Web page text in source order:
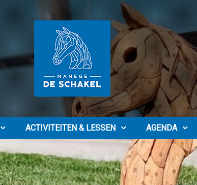
ACTIVITEITEN & LESSEN AGENDA